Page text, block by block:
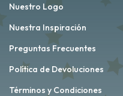
Nuestro Logo
Nuestra Inspiración
Preguntas Frecuentes
Política de Devoluciones
Términos y Condiciones